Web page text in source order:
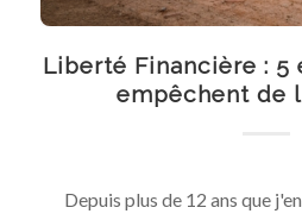
Liberté Financière : 5
empêchent de
Depuis plus de 12 ans que